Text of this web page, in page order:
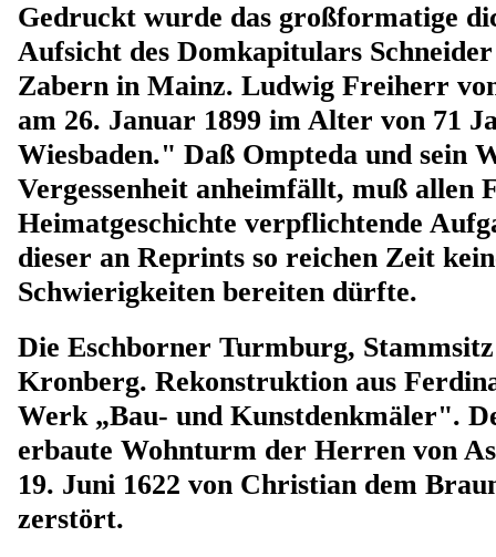
Gedruckt wurde das großformatige
Aufsicht des Domkapitulars
Zabern in Mainz. Ludwig Freiherr
am 26. Januar 1899 im Alter von 71
Wiesbaden." Daß Ompteda und sein
Vergessenheit anheimfällt, muß allen
Heimatgeschichte verpflichtende
dieser an Reprints so reichen Zeit
Schwierigkeiten bereiten dürfte.
Die Eschborner Turmburg,
Kronberg. Rekonstruktion aus
Werk „Bau- und Kunstdenkmäler".
erbaute Wohnturm der Herren von
19. Juni 1622 von Christian dem
zerstört.